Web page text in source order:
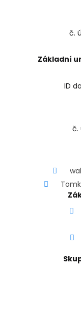
č.
Základní
ID
č.